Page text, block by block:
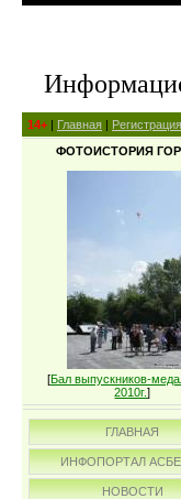
14+ | Главная | Регистрация
ФОТОИСТОРИЯ
[Бал выпускников-
2010г.]
ГЛАВНАЯ
ИНФОПОРТАЛ
НОВОСТИ